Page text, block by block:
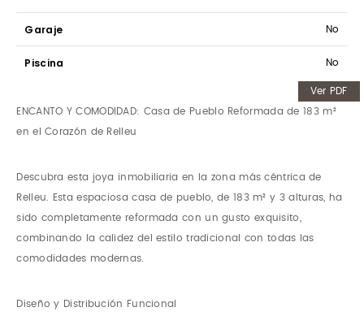
Garaje No
Piscina No
Ver PDF
ENCANTO Y COMODIDAD: Casa de Pueblo Reformada de 183 m²
en el Corazón de Relleu
Descubra esta joya inmobiliaria en la zona más céntrica de
Relleu. Esta espaciosa casa de pueblo, de 183 m² y 3 alturas, ha
sido completamente reformada con un gusto exquisito,
combinando la calidez del estilo tradicional con todas las
comodidades modernas.
Diseño y Distribución Funcional